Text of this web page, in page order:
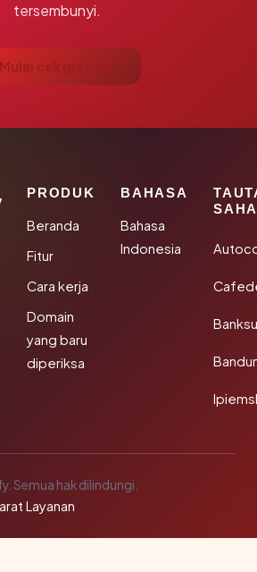
tersembunyi.
Mulai cek gratis →
PRODUK
Beranda
Fitur
Cara kerja
Domain
yang baru
diperiksa
BAHASA
Bahasa
Indonesia
Semua hak dilindungi.
Layanan